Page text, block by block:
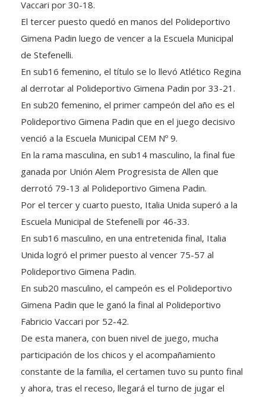
El tercer puesto quedó en manos del Polideportivo
Gimena Padin luego de vencer a la Escuela Municipal
de Stefenelli.
En sub16 femenino, el título se lo llevó Atlético Regina
al derrotar al Polideportivo Gimena Padin por 33-21.
En sub20 femenino, el primer campeón del año es el
Polideportivo Gimena Padin que en el juego decisivo
venció a la Escuela Municipal CEM Nº 9.
En la rama masculina, en sub14 masculino, la final fue
ganada por Unión Alem Progresista de Allen que
derrotó 79-13 al Polideportivo Gimena Padin.
Por el tercer y cuarto puesto, Italia Unida superó a la
Escuela Municipal de Stefenelli por 46-33.
En sub16 masculino, en una entretenida final, Italia
Unida logró el primer puesto al vencer 75-57 al
Polideportivo Gimena Padin.
En sub20 masculino, el campeón es el Polideportivo
Gimena Padin que le ganó la final al Polideportivo
Fabricio Vaccari por 52-42.
De esta manera, con buen nivel de juego, mucha
participación de los chicos y el acompañamiento
constante de la familia, el certamen tuvo su punto final
y ahora, tras el receso, llegará el turno de jugar el
Clausura.